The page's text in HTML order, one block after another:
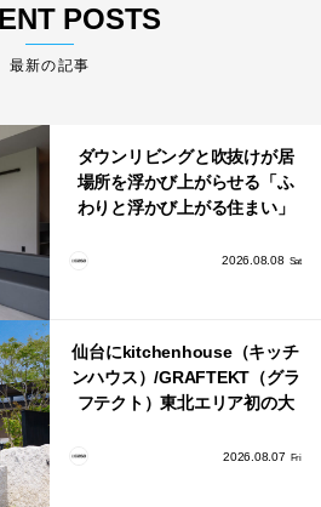
POSTS
最新の記事
ダウンリビングと吹抜けが居
場所を浮かび上がらせる「ふ
わりと浮かび上がる住まい」
2026.08.08 Sat
仙台にkitchenhouse（キッチ
ンハウス）/GRAFTEKT（グラ
フテクト）東北エリア初の大
2026.08.07 Fri